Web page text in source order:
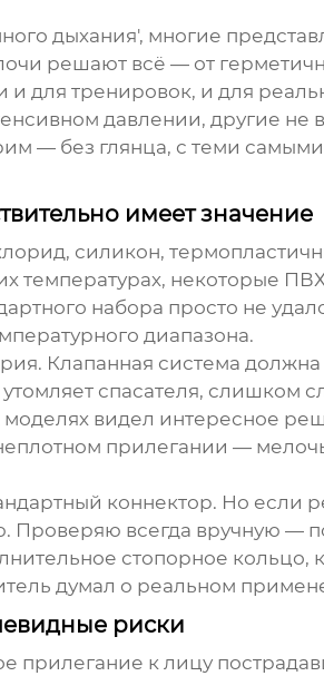
дыхания', многие
решают всё — от
для тренировок, и для
давлении, другие
— без глянца, с теми
имеет значение
силикон,
температурах, некоторые
набора просто не
диапазона.
Клапанная система
спасателя, слишком
моделях видел интересное
прилегании —
коннектор. Но если
всегда вручную —
стопорное кольцо,
думал о реальном
риски
прилегание к лицу